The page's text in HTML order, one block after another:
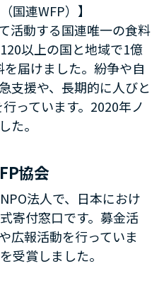
国連WFP）】
活動する国連唯一の食料
以上の国と地域で1億
届けました。紛争や自
支援や、長期的に人びと
っています。2020年ノ
た。
協会
法人で、日本におけ
寄付窓口です。募金活
広報活動を行っていま
受賞しました。